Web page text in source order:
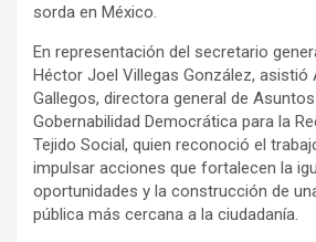
sorda en México.
En representación del secretario
Héctor Joel Villegas González, asistió
Gallegos, directora general de
Gobernabilidad Democrática para la
Tejido Social, quien reconoció el
impulsar acciones que fortalecen la
oportunidades y la construcción de
pública más cercana a la ciudadanía.